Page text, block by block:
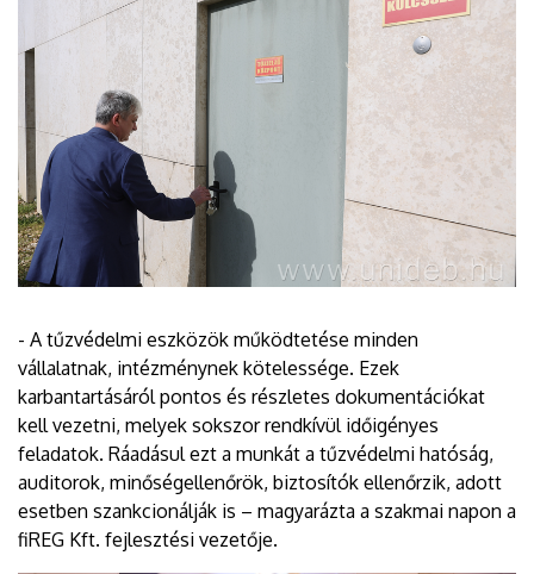
- A tűzvédelmi eszközök működtetése minden
vállalatnak, intézménynek kötelessége. Ezek
karbantartásáról pontos és részletes dokumentációkat
kell vezetni, melyek sokszor rendkívül időigényes
feladatok. Ráadásul ezt a munkát a tűzvédelmi hatóság,
auditorok, minőségellenőrök, biztosítók ellenőrzik, adott
esetben szankcionálják is – magyarázta a szakmai napon a
fiREG Kft. fejlesztési vezetője.